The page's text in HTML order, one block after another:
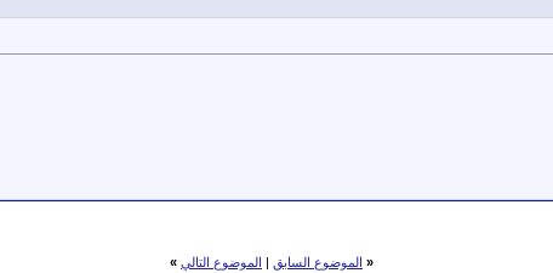
« الموضوع السابق | الموضوع التالي »